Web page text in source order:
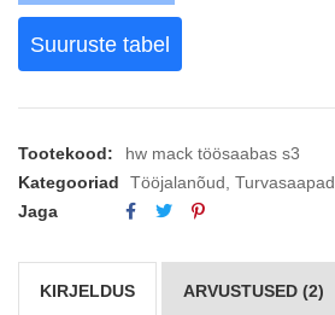
Suuruste tabel
Tootekood:
hw mack töösaabas s3
Kategooriad
Tööjalanõud Turvasaapad
Jaga
KIRJELDUS ARVUSTUSED (2)